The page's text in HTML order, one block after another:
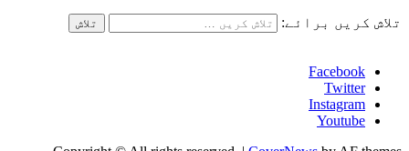
تلاش کریں برائے:
Facebook
Twitter
Instagram
Youtube